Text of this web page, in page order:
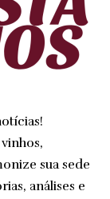
sua sede
análises e